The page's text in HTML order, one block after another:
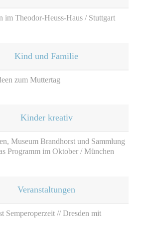
im Theodor-Heuss-Haus / Stuttgart
Kind und Familie
zum Muttertag
Kinder kreativ
Museum Brandhorst und Sammlung
Programm im Oktober / München
Veranstaltungen
Semperoperzeit // Dresden mit